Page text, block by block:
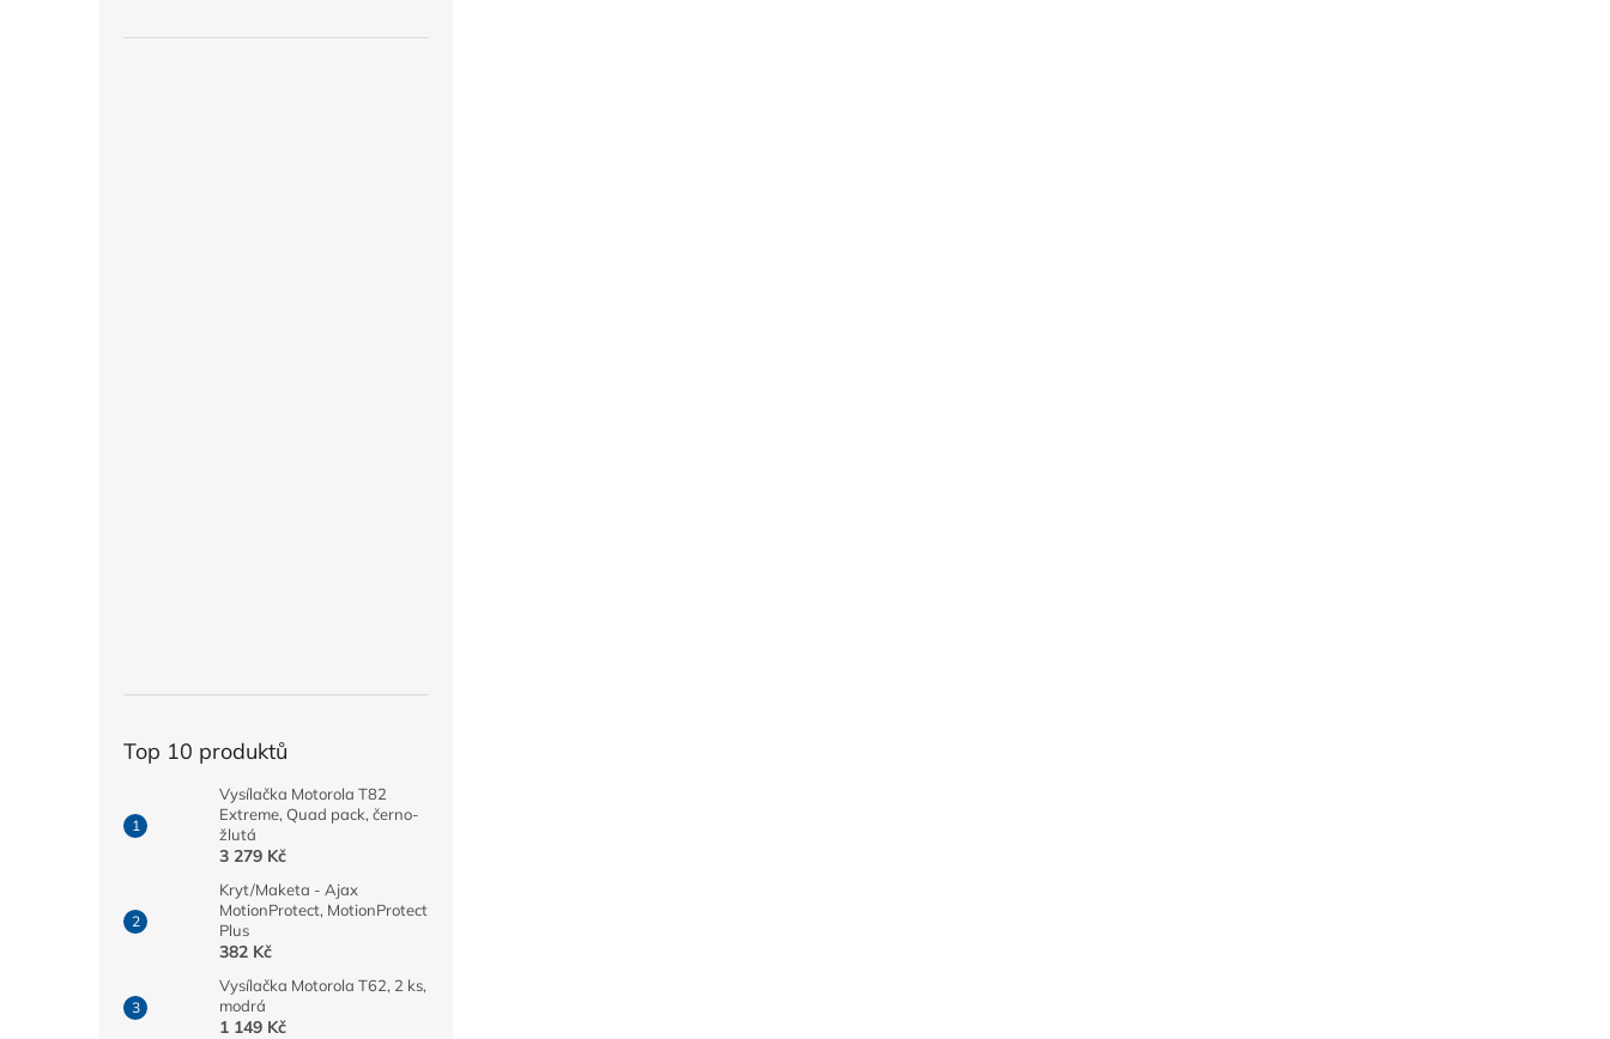
Top 10 produktů
Vysílačka Motorola T82
Extreme, Quad pack, černo-
žlutá
3 279 Kč
Kryt/Maketa - Ajax
MotionProtect, MotionProtect
Plus
382 Kč
Vysílačka Motorola T62, 2 ks,
modrá
1 149 Kč